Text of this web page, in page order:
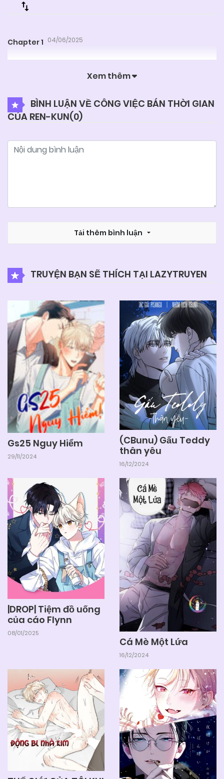
Chapter 1 04/06/2025
Xem thêm
BÌNH LUẬN VỀ CÔNG VIỆC BÁN THỜI GIAN
CỦA REN-KUN(0)
Tải thêm bình luận
TRUYỆN BẠN SẼ THÍCH TẠI LAZYTRUYEN
Gs25 Nguy Hiểm
29/11/2024
(CBunu) Gấu Teddy
thân yêu
16/12/2024
|DROP| Tiệm đồ uống
của cáo Flynn
08/01/2025
Cá Mè Một Lứa
16/12/2024